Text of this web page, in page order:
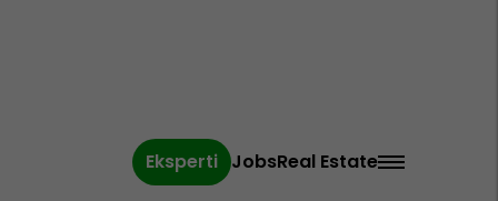
Eksperti JobsReal Estate